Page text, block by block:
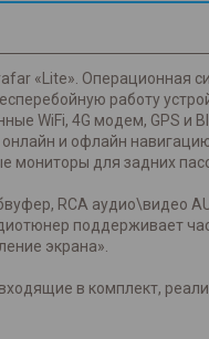
«Lite». Операционная
работу
WiFi, 4G модем, GPS и
и офлайн
для задних
RCA аудио\видео
поддерживает
экрана».
в комплект,